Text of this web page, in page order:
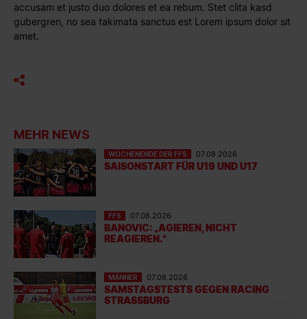
accusam et justo duo dolores et ea rebum. Stet clita kasd
gubergren, no sea takimata sanctus est Lorem ipsum dolor sit
amet.
MEHR NEWS
WOCHENENDE DER FFS 07.08.2026
SAISONSTART FÜR U19 UND U17
FFS 07.08.2026
BANOVIC: „AGIEREN, NICHT
REAGIEREN.“
MÄNNER 07.08.2026
SAMSTAGSTESTS GEGEN RACING
STRASSBURG